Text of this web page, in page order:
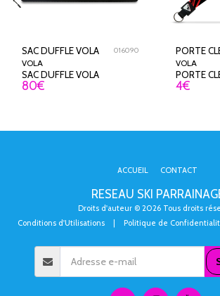
SAC DUFFLE VOLA 016090
VOLA
SAC DUFFLE VOLA
80€
PORTE
VOLA
PORTE
4€
RESEAU SKI
Droits d'auteur © 2026 Tous droits
Conditions d'Utilisations| Politique de
ACCUEIL CONTACT